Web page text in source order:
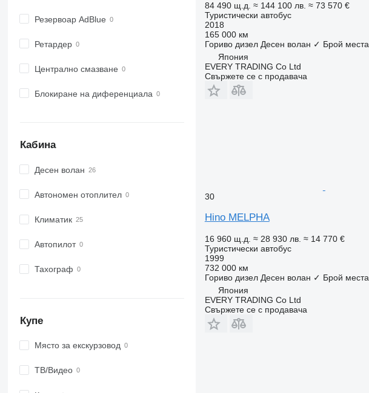
Резервоар AdBlue
Ретардер
Централно смазване
Блокиране на диференциала
Кабина
Десен волан
Автономен отоплител
Климатик
Автопилот
Тахограф
Купе
Място за екскурзовод
ТВ/Видео
84 490 щ.д. ≈ 144 100 лв. ≈ 73 570 €
Туристически автобус
2018
165 000 км
Гориво дизел Десен волан ✓ Брой места
Япония
EVERY TRADING Co Ltd
Свържете се с продавача
30
Hino MELPHA
16 960 щ.д. ≈ 28 930 лв. ≈ 14 770 €
Туристически автобус
1999
732 000 км
Гориво дизел Десен волан ✓ Брой места
Япония
EVERY TRADING Co Ltd
Свържете се с продавача